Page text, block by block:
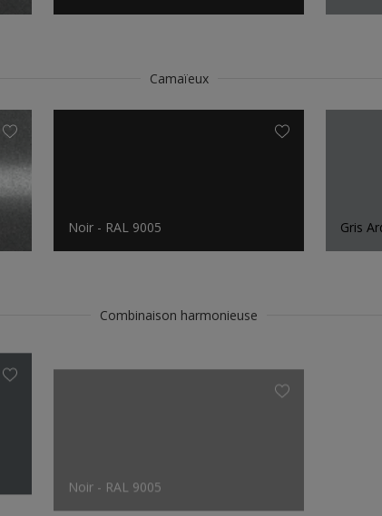
Camaïeux
Noir - RAL 9005 Gris
Combinaison harmonieuse